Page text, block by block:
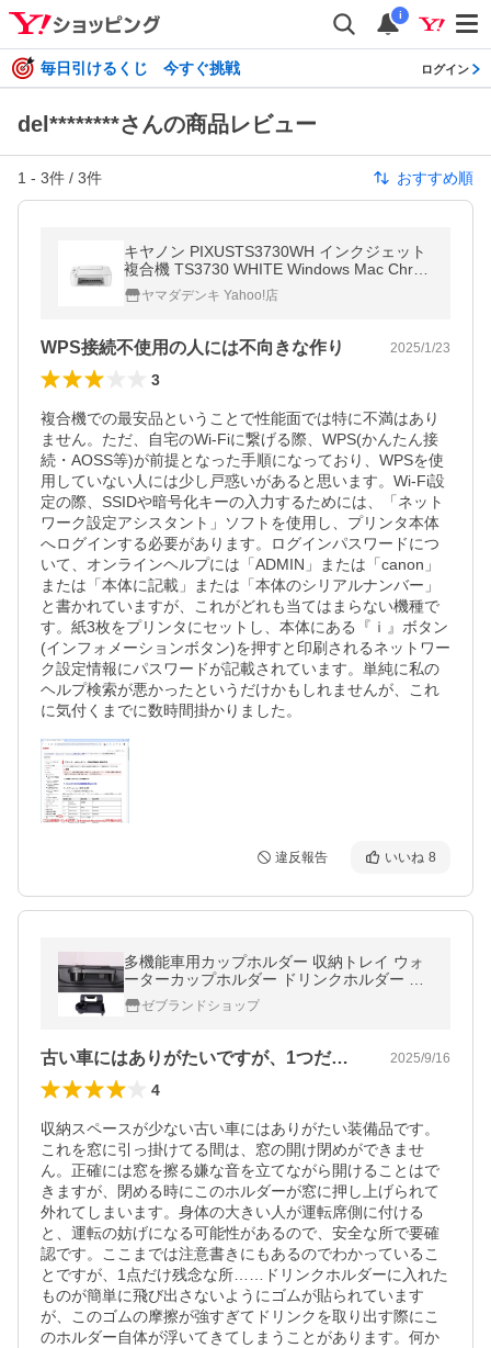
i
毎日引けるくじ 今すぐ挑戦 ログイン
del********さんの商品レビュー
1 - 3件 / 3件 おすすめ順
キヤノン PIXUSTS3730WH インクジェット
複合機 TS3730 WHITE Windows Mac Chro
meOS対応
ヤマダデンキ Yahoo!店
WPS接続不使用の人には不向きな作り 2025/1/23
3
複合機での最安品ということで性能面では特に不満はあり
ません。ただ、自宅のWi-Fiに繋げる際、WPS(かんたん接
続・AOSS等)が前提となった手順になっており、WPSを使
用していない人には少し戸惑いがあると思います。Wi-Fi設
定の際、SSIDや暗号化キーの入力するためには、「ネット
ワーク設定アシスタント」ソフトを使用し、プリンタ本体
へログインする必要があります。ログインパスワードにつ
いて、オンラインヘルプには「ADMIN」または「canon」
または「本体に記載」または「本体のシリアルナンバー」
と書かれていますが、これがどれも当てはまらない機種で
す。紙3枚をプリンタにセットし、本体にある『ｉ』ボタン
(インフォメーションボタン)を押すと印刷されるネットワー
ク設定情報にパスワードが記載されています。単純に私の
ヘルプ検索が悪かったというだけかもしれませんが、これ
に気付くまでに数時間掛かりました。
違反報告 いいね 8
多機能車用カップホルダー 収納トレイ ウォ
ーターカップホルダー ドリンクホルダー カ
ップホルダー収納ボックス2?1 小物収納 取
り付け簡単
ゼブランドショップ
古い車にはありがたいですが、1つだけ欠点 2025/9/16
4
収納スペースが少ない古い車にはありがたい装備品です。
これを窓に引っ掛けてる間は、窓の開け閉めができませ
ん。正確には窓を擦る嫌な音を立てながら開けることはで
きますが、閉める時にこのホルダーが窓に押し上げられて
外れてしまいます。身体の大きい人が運転席側に付ける
と、運転の妨げになる可能性があるので、安全な所で要確
認です。ここまでは注意書きにもあるのでわかっているこ
とですが、1点だけ残念な所……ドリンクホルダーに入れた
ものが簡単に飛び出さないようにゴムが貼られています
が、このゴムの摩擦が強すぎてドリンクを取り出す際にこ
のホルダー自体が浮いてきてしまうことがあります。何か